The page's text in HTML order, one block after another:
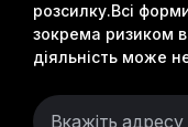
розсилку.Всі
зокрема ризиком
діяльність може